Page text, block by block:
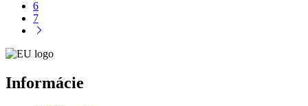
6
7
Informácie